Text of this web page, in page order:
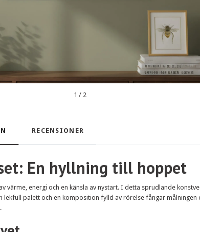
1 / 2
RECENSIONER
En hyllning till hoppet
värme, energi och en känsla av nystart. I detta sprudlande
lekfull palett och en komposition fylld av rörelse fångar